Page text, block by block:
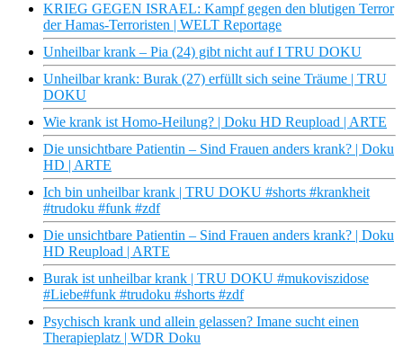
KRIEG GEGEN ISRAEL: Kampf gegen den blutigen Terror
der Hamas-Terroristen | WELT Reportage
Unheilbar krank – Pia (24) gibt nicht auf I TRU DOKU
Unheilbar krank: Burak (27) erfüllt sich seine Träume | TRU
DOKU
Wie krank ist Homo-Heilung? | Doku HD Reupload | ARTE
Die unsichtbare Patientin – Sind Frauen anders krank? | Doku
HD | ARTE
Ich bin unheilbar krank | TRU DOKU #shorts #krankheit
#trudoku #funk #zdf
Die unsichtbare Patientin – Sind Frauen anders krank? | Doku
HD Reupload | ARTE
Burak ist unheilbar krank | TRU DOKU #mukoviszidose
#Liebe#funk #trudoku #shorts #zdf
Psychisch krank und allein gelassen? Imane sucht einen
Therapieplatz | WDR Doku